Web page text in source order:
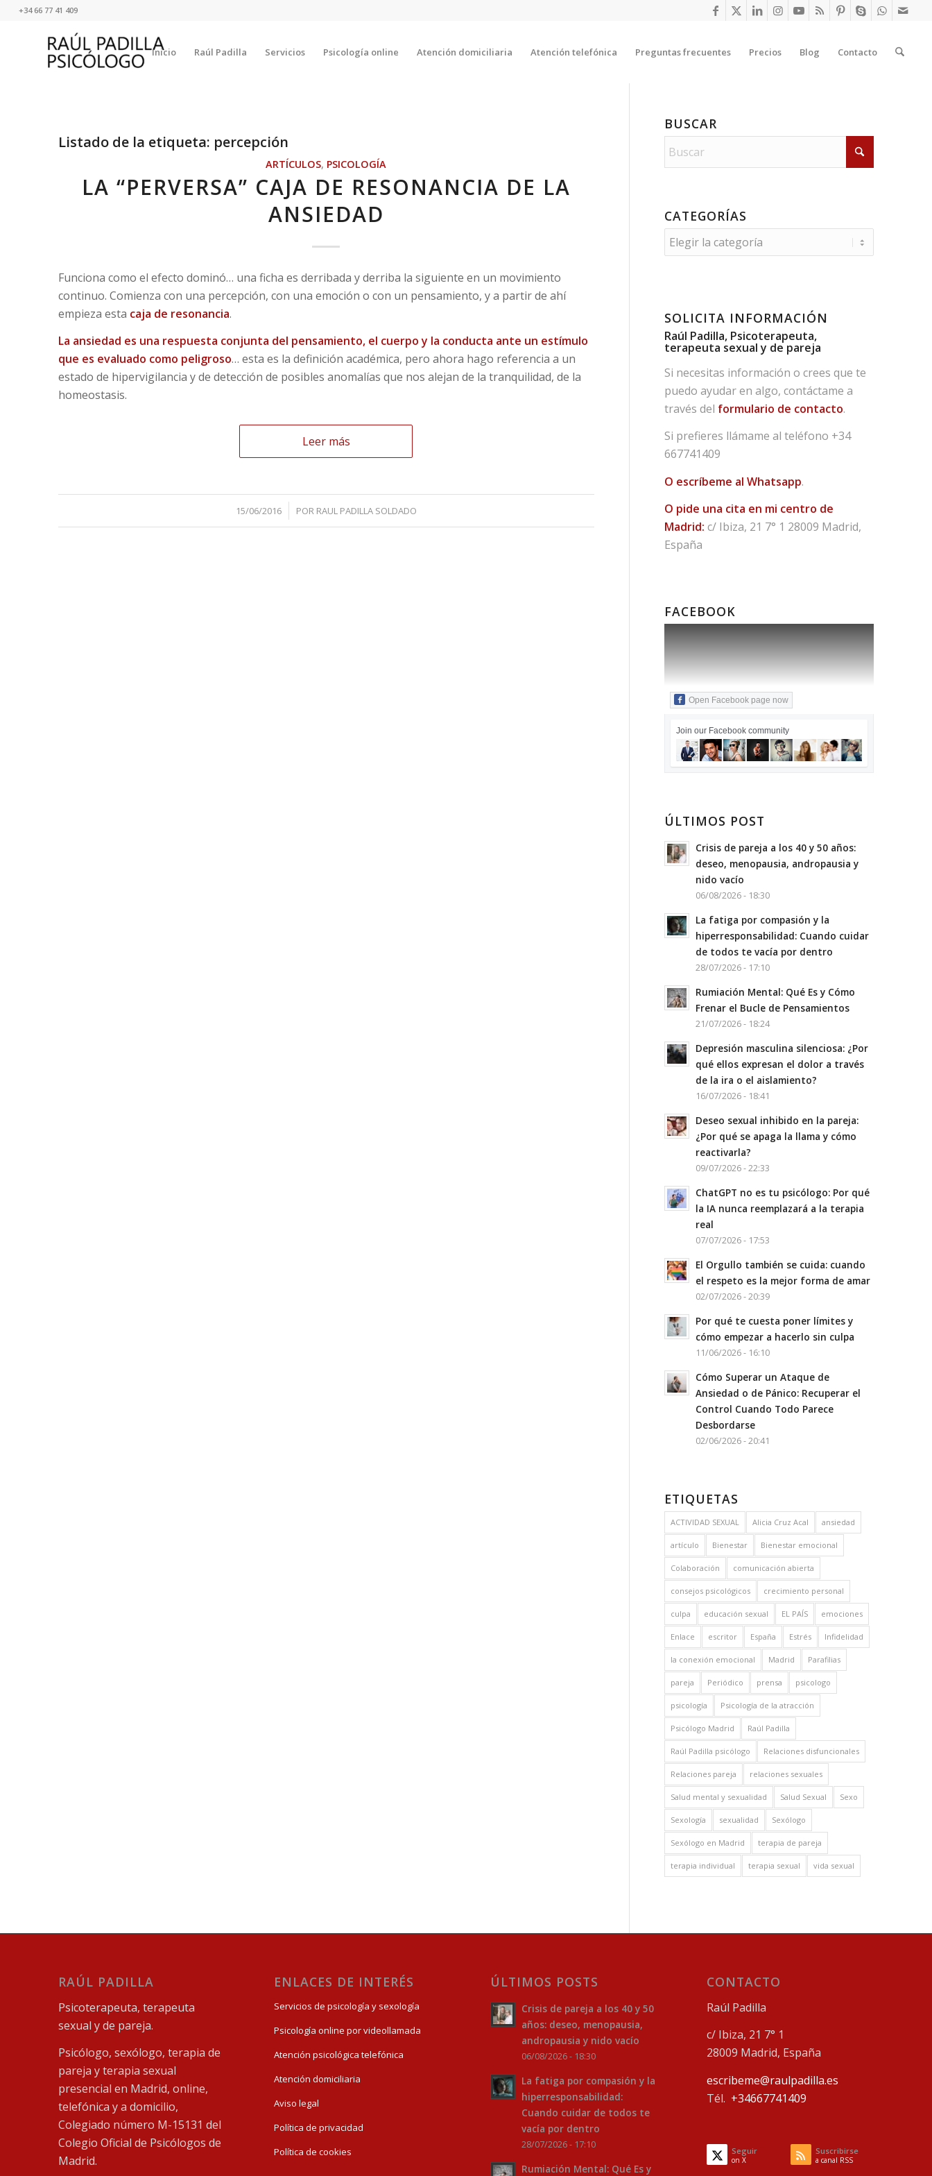
+34 66 77 41 409
Inicio Raúl Padilla Servicios Psicología online Atención domiciliaria Atención telefónica Preguntas frecuentes Precios Blog Contacto
Listado de la etiqueta: percepción
ARTÍCULOS, PSICOLOGÍA
LA “PERVERSA” CAJA DE RESONANCIA DE LA
ANSIEDAD
Funciona como el efecto dominó… una ficha es derribada y derriba la siguiente en un movimiento
continuo. Comienza con una percepción, con una emoción o con un pensamiento, y a partir de ahí
empieza esta caja de resonancia.
La ansiedad es una respuesta conjunta del pensamiento, el cuerpo y la conducta ante un estímulo
que es evaluado como peligroso… esta es la definición académica, pero ahora hago referencia a un
estado de hipervigilancia y de detección de posibles anomalías que nos alejan de la tranquilidad, de la
homeostasis.
Leer más
15/06/2016
/ POR RAUL PADILLA SOLDADO
BUSCAR
CATEGORÍAS
Categorías
SOLICITA INFORMACIÓN
Raúl Padilla, Psicoterapeuta,
terapeuta sexual y de pareja
Si necesitas información o crees que te
puedo ayudar en algo, contáctame a
través del formulario de contacto.
Si prefieres llámame al teléfono +34
667741409
O escríbeme al Whatsapp.
O pide una cita en mi centro de
Madrid: c/ Ibiza, 21 7° 1 28009 Madrid,
España
FACEBOOK
Open Facebook page now
Join our Facebook community
ÚLTIMOS POST
Crisis de pareja a los 40 y 50 años:
deseo, menopausia, andropausia y
nido vacío
06/08/2026 - 18:30
La fatiga por compasión y la
hiperresponsabilidad: Cuando cuidar
de todos te vacía por dentro
28/07/2026 - 17:10
Rumiación Mental: Qué Es y Cómo
Frenar el Bucle de Pensamientos
21/07/2026 - 18:24
Depresión masculina silenciosa: ¿Por
qué ellos expresan el dolor a través
de la ira o el aislamiento?
16/07/2026 - 18:41
Deseo sexual inhibido en la pareja:
¿Por qué se apaga la llama y cómo
reactivarla?
09/07/2026 - 22:33
ChatGPT no es tu psicólogo: Por qué
la IA nunca reemplazará a la terapia
real
07/07/2026 - 17:53
El Orgullo también se cuida: cuando
el respeto es la mejor forma de amar
02/07/2026 - 20:39
Por qué te cuesta poner límites y
cómo empezar a hacerlo sin culpa
11/06/2026 - 16:10
Cómo Superar un Ataque de
Ansiedad o de Pánico: Recuperar el
Control Cuando Todo Parece
Desbordarse
02/06/2026 - 20:41
ETIQUETAS
ACTIVIDAD SEXUAL Alicia Cruz Acal ansiedad
artículo Bienestar Bienestar emocional
Colaboración comunicación abierta
consejos psicológicos crecimiento personal
culpa educación sexual EL PAÍS emociones
Enlace escritor España Estrés Infidelidad
la conexión emocional Madrid Parafilias
pareja Periódico prensa psicologo
psicología Psicología de la atracción
Psicólogo Madrid Raúl Padilla
Raúl Padilla psicólogo Relaciones disfuncionales
Relaciones pareja relaciones sexuales
Salud mental y sexualidad Salud Sexual Sexo
Sexología sexualidad Sexólogo
Sexólogo en Madrid terapia de pareja
terapia individual terapia sexual vida sexual
RAÚL PADILLA
Psicoterapeuta, terapeuta
sexual y de pareja.
Psicólogo, sexólogo, terapia de
pareja y terapia sexual
presencial en Madrid, online,
telefónica y a domicilio,
Colegiado número M-15131 del
Colegio Oficial de Psicólogos de
Madrid.
ENLACES DE INTERÉS
Servicios de psicología y sexología
Psicología online por videollamada
Atención psicológica telefónica
Atención domiciliaria
Aviso legal
Política de privacidad
Política de cookies
ÚLTIMOS POSTS
Crisis de pareja a los 40 y 50
años: deseo, menopausia,
andropausia y nido vacío
06/08/2026 - 18:30
La fatiga por compasión y la
hiperresponsabilidad:
Cuando cuidar de todos te
vacía por dentro
28/07/2026 - 17:10
Rumiación Mental: Qué Es y
CONTACTO
Raúl Padilla
c/ Ibiza, 21 7° 1
28009 Madrid, España
escribeme@raulpadilla.es
Tél. +34667741409
Seguir
on X
Suscribirse
a canal RSS